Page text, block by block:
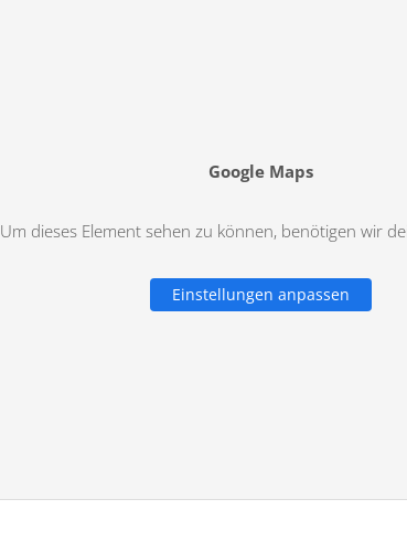
Google Maps
Um dieses Element sehen zu können, benötigen wir
Einstellungen anpassen